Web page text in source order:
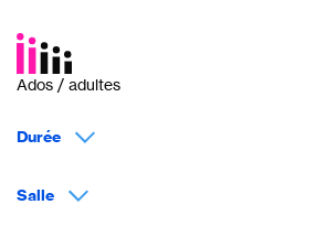
Ados / adultes
Durée
Salle